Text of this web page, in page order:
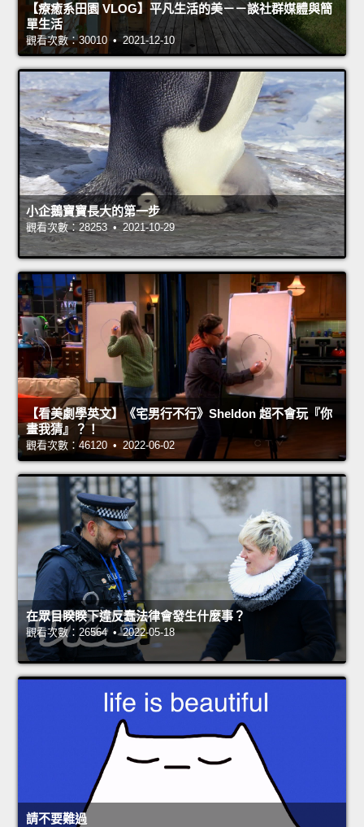
【療癒系田園 VLOG】平凡生活的美－－談社群媒體與簡
單生活
觀看次數：30010 • 2021-12-10
小企鵝寶寶長大的第一步
觀看次數：28253 • 2021-10-29
【看美劇學英文】《宅男行不行》Sheldon 超不會玩『你
畫我猜』？！
觀看次數：46120 • 2022-06-02
在眾目睽睽下違反蠢法律會發生什麼事？
觀看次數：26564 • 2022-05-18
請不要難過